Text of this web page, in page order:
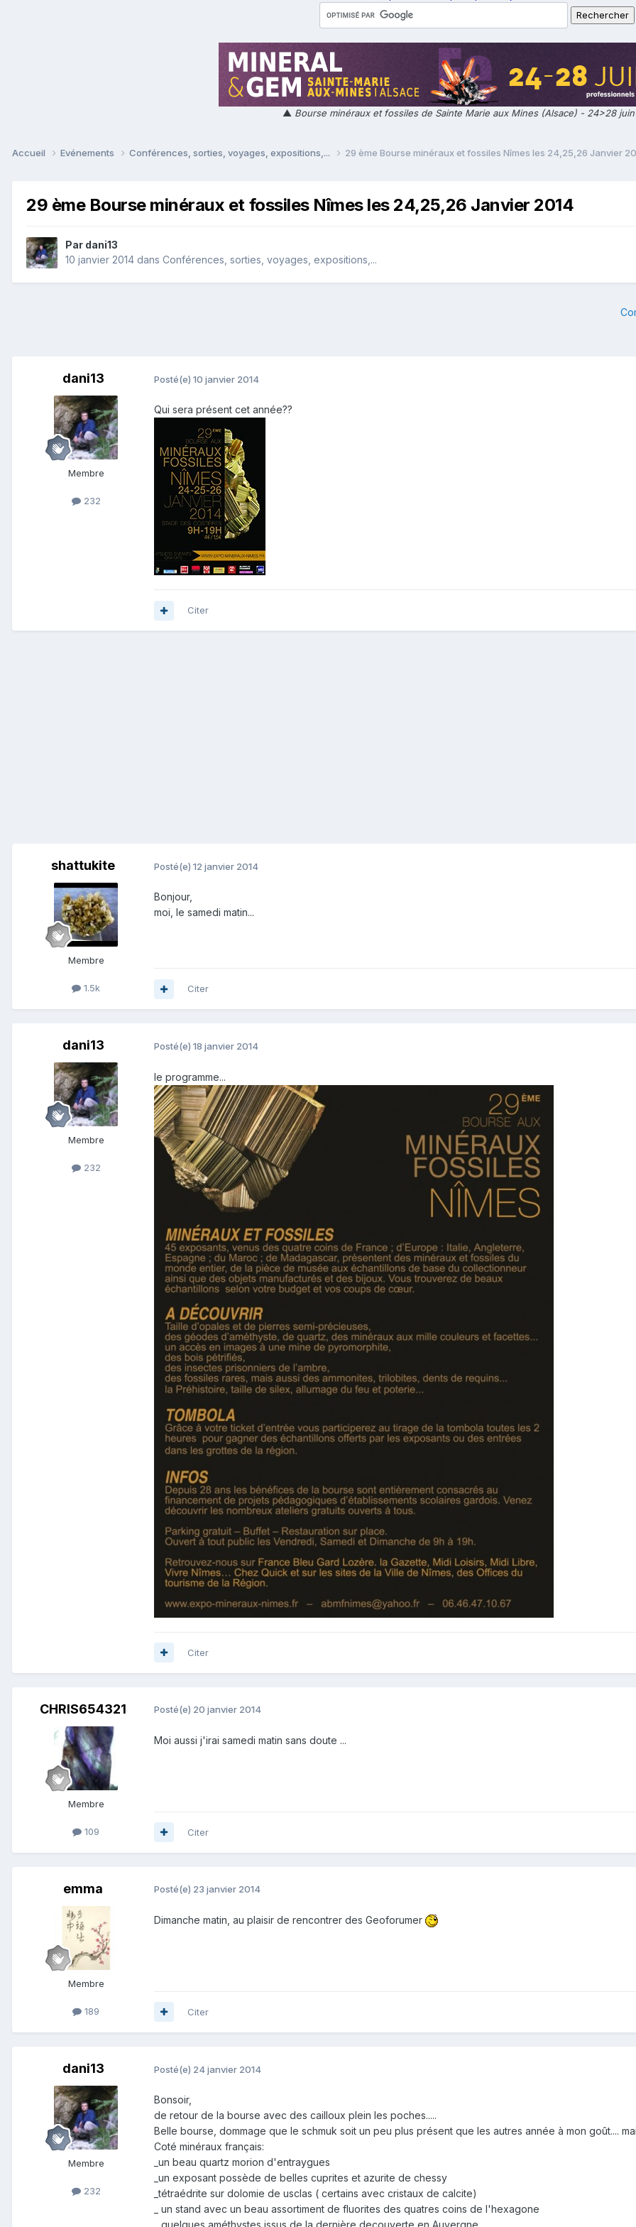
▲ Bourse minéraux et fossiles de Sainte Marie aux Mines (Alsace) - 24>28
Accueil Evénements Conférences, sorties, voyages, expositions,... 29 ème Bourse minéraux et fossiles Nîmes les 24,25,26 Janvier
29 ème Bourse minéraux et fossiles Nîmes les 24,25,26 Janvier 2014
Par dani13
10 janvier 2014 dans Conférences, sorties, voyages, expositions,...
dani13
Membre
232
Posté(e) 10 janvier 2014
Qui sera présent cet année??
Citer
shattukite
Membre
1.5k
Posté(e) 12 janvier 2014
Bonjour,
moi, le samedi matin...
Citer
dani13
Membre
232
Posté(e) 18 janvier 2014
le programme...
Citer
CHRIS654321
Membre
109
Posté(e) 20 janvier 2014
Moi aussi j'irai samedi matin sans doute ...
Citer
emma
Membre
189
Posté(e) 23 janvier 2014
Dimanche matin, au plaisir de rencontrer des Geoforumer
Citer
dani13
Membre
232
Posté(e) 24 janvier 2014
Bonsoir,
de retour de la bourse avec des cailloux plein les poches.....
Belle bourse, dommage que le schmuk soit un peu plus présent que les autres année à mon goût....
Coté minéraux français:
_un beau quartz morion d'entraygues
_un exposant possède de belles cuprites et azurite de chessy
_tétraédrite sur dolomie de usclas ( certains avec cristaux de calcite)
_ un stand avec un beau assortiment de fluorites des quatres coins de l'hexagone
_ quelques améthystes issus de la dernière decouverte en Auvergne